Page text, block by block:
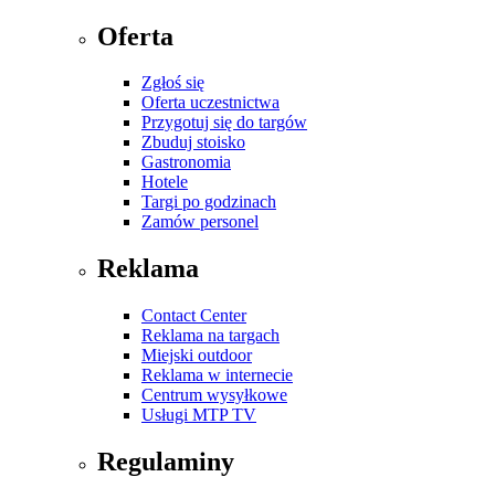
Oferta
Zgłoś się
Oferta uczestnictwa
Przygotuj się do targów
Zbuduj stoisko
Gastronomia
Hotele
Targi po godzinach
Zamów personel
Reklama
Contact Center
Reklama na targach
Miejski outdoor
Reklama w internecie
Centrum wysyłkowe
Usługi MTP TV
Regulaminy